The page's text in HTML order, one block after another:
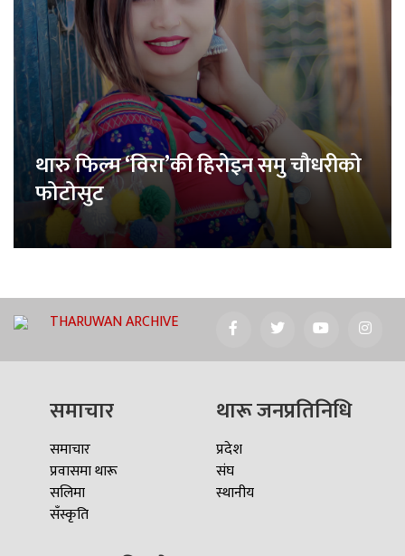
थारु फिल्म ‘विरा’की हिरोइन समु चौधरीको
फोटोसुट
THARUWAN ARCHIVE
समाचार
समाचार
प्रवासमा थारू
सलिमा
सँस्कृति
थारू जनप्रतिनिधि
प्रदेश
संघ
स्थानीय